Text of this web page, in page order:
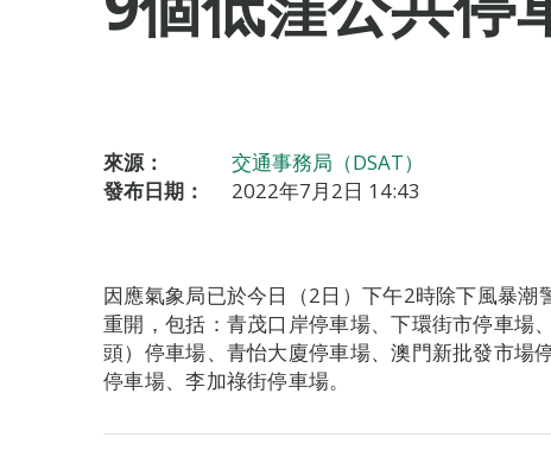
來源：
交通事務局（DSAT）
發布日期：
2022年7月2日 14:43
因應氣象局已於今日（2日）下午2時除下風暴
重開，包括：青茂口岸停車場、下環街市停車場
頭）停車場、青怡大廈停車場、澳門新批發市場
停車場、李加祿街停車場。